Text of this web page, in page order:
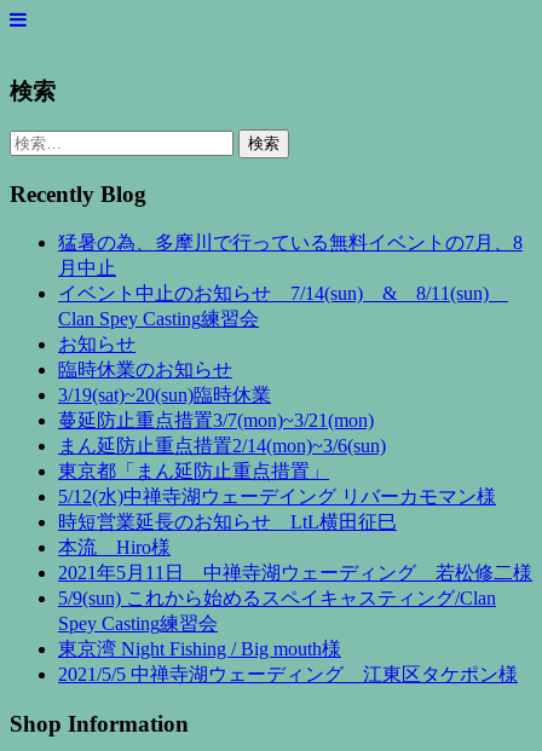
検索
検
Recently Blog
猛暑の為、多摩川で行っている無料イベントの7月、8
月中止
イベント中止のお知らせ 7/14(sun) & 8/11(sun)
Clan Spey Casting練習会
お知らせ
臨時休業のお知らせ
3/19(sat)~20(sun)臨時休業
蔓延防止重点措置3/7(mon)~3/21(mon)
まん延防止重点措置2/14(mon)~3/6(sun)
東京都「まん延防止重点措置」
5/12(水)中禅寺湖ウェーデイング リバーカモマン様
時短営業延長のお知らせ LtL横田征巳
本流 Hiro様
2021年5月11日 中禅寺湖ウェーディング 若松修二様
5/9(sun) これから始めるスペイキャスティング/Clan
Spey Casting練習会
東京湾 Night Fishing / Big mouth様
2021/5/5 中禅寺湖ウェーディング 江東区タケポン様
Shop Information